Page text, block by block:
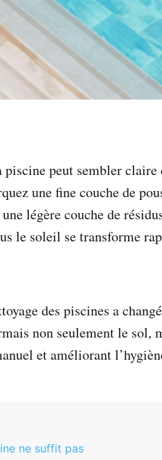
piscine peut sembler claire
une fine couche de
légère couche de
le soleil se transforme
des piscines a
non seulement le sol,
et améliorant
ne suffit pas